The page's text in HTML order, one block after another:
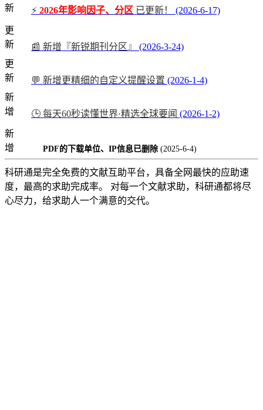
新
⚡ 2026年影响因子、分区 已更新！
(2026-6-17)
更
新
📰 新增『新锐期刊分区』
(2026-3-24)
更
新
💬 新增更精细的自定义提醒设置 (2026-1-4)
新
增
🕒 每天60秒读懂世界·精选全球要闻 (2026-1-2)
新
增
PDF的下载单位、IP信息已删除 (2025-6-4)
科研通是完全免费的文献互助平台，具备全网最快的应助速
度，最高的求助完成率。 对每一个文献求助，科研通都将尽
心尽力，给求助人一个满意的交代。